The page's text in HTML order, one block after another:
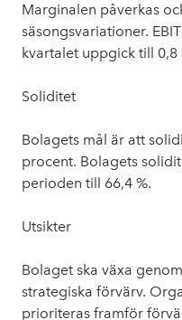
Marginalen påverkas
säsongsvariationer.
kvartalet uppgick till 0,8
Soliditet
Bolagets mål är att
procent. Bolagets
perioden till 66,4 %.
Utsikter
Bolaget ska växa
strategiska förvärv.
prioriteras framför